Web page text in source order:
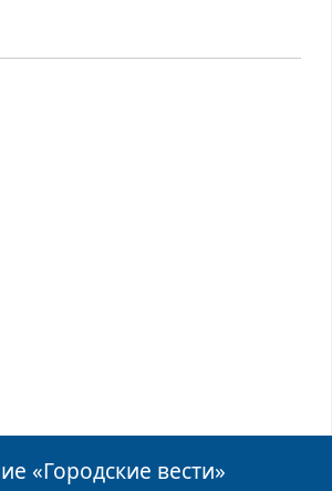
«Городские вести»